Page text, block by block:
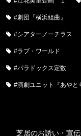
#劇団『横浜組曲』
#シアターノーチラス
#ラブ・ワールド
#パラドックス定数
#演劇ユニット『あやと
芝居のお誘い・宣